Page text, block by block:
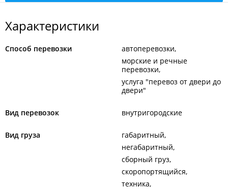
Характеристики
Способ перевозки
автоперевозки
морские и речные
перевозки
услуга "перевоз от двери до
двери"
Вид перевозок внутригородские
Вид груза
габаритный
негабаритный
сборный груз
скоропортящийся
техника